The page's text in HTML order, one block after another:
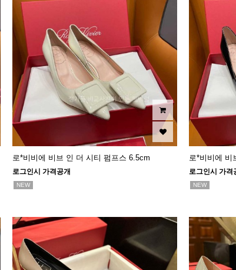
로*비비에 비브 인 더 시티 펌프스 6.5cm
로그인시 가격공개
NEW
로*비비에 비
로그인시 가격
NEW